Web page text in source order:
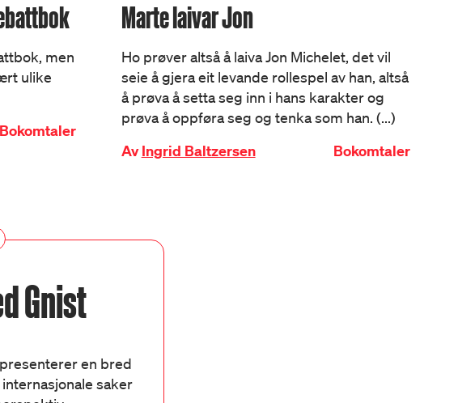
men
ulike
Bokomtaler
Marte laivar Jon
Ho prøver altså å laiva Jon Michelet, det vil
seie å gjera eit levande rollespel av han, altså
å prøva å setta seg inn i hans karakter og
prøva å oppføra seg og tenka som han. (...)
AvIngrid Baltzersen Bokomtaler
Gnist
en bred
saker